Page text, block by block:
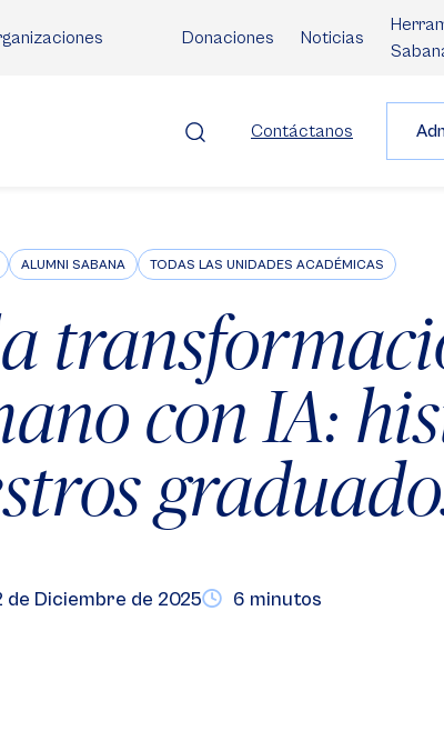
Donaciones Noticias
Contáctanos
ALUMNI SABANA TODAS LAS UNIDADES ACADÉMICAS
con IA:
de Diciembre de 2025 6 minutos